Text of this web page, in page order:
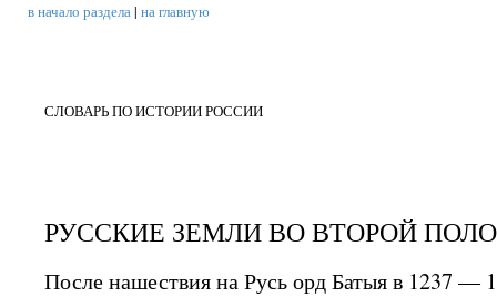
в начало раздела| на главную
СЛОВАРЬ ПО ИСТОРИИ РОССИИ
РУССКИЕ ЗЕМЛИ ВО ВТОРОЙ
После нашествия на Русь орд Батыя в 1237 —